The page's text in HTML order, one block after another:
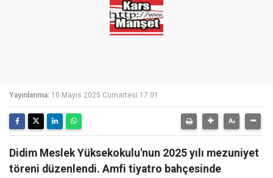
Yayınlanma: 10 Mayıs 2025 Cumartesi 17:01
Didim Meslek Yüksekokulu'nun 2025 yılı mezuniyet
töreni düzenlendi. Amfi tiyatro bahçesinde